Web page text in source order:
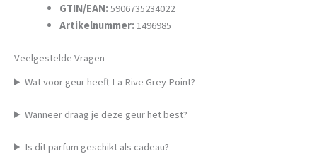
GTIN/EAN:5906735234022
Artikelnummer:1496985
Veelgestelde Vragen
Wat voor geur heeft La Rive Grey Point?
Wanneer draag je deze geur het best?
Is dit parfum geschikt als cadeau?